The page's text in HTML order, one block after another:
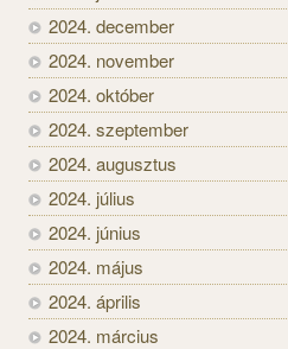
2024. december
2024. november
2024. október
2024. szeptember
2024. augusztus
2024. július
2024. június
2024. május
2024. április
2024. március